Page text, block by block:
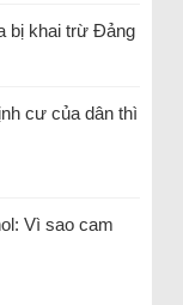
bị khai trừ Đảng
cư của dân thì
Vì sao cam